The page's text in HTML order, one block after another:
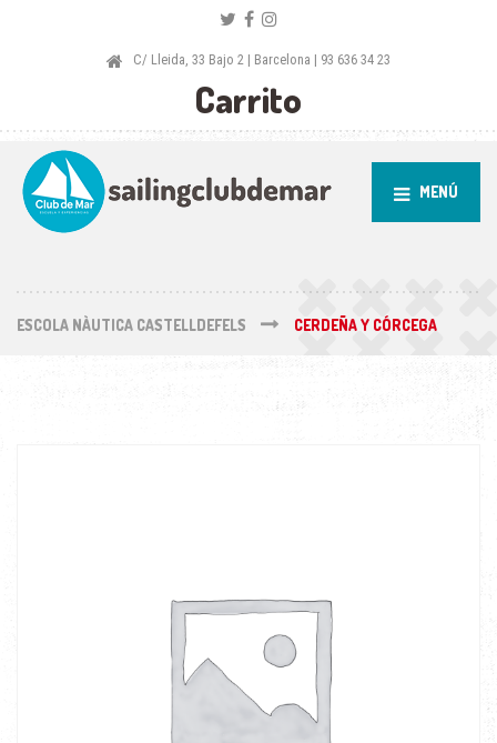
C/ Lleida, 33 Bajo 2 | Barcelona | 93 636 34 23
Carrito
MENÚ
ESCOLA NÀUTICA CASTELLDEFELS CERDEÑA Y CÓRCEGA